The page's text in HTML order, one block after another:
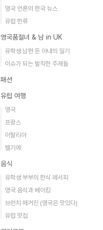
영국 언론의 한국 뉴스
유럽 한류
영국품절녀 & 남 in UK
유학생 남편 둔 아내의 일기
이슈가 되는 발칙한 주제들
패션
유럽 여행
영국
프랑스
이탈리아
벨기에
음식
유학생 부부의 한식 레서피
영국 음식과 베이킹
브런치 매거진 (영국은 맛있다)
유럽 맛집